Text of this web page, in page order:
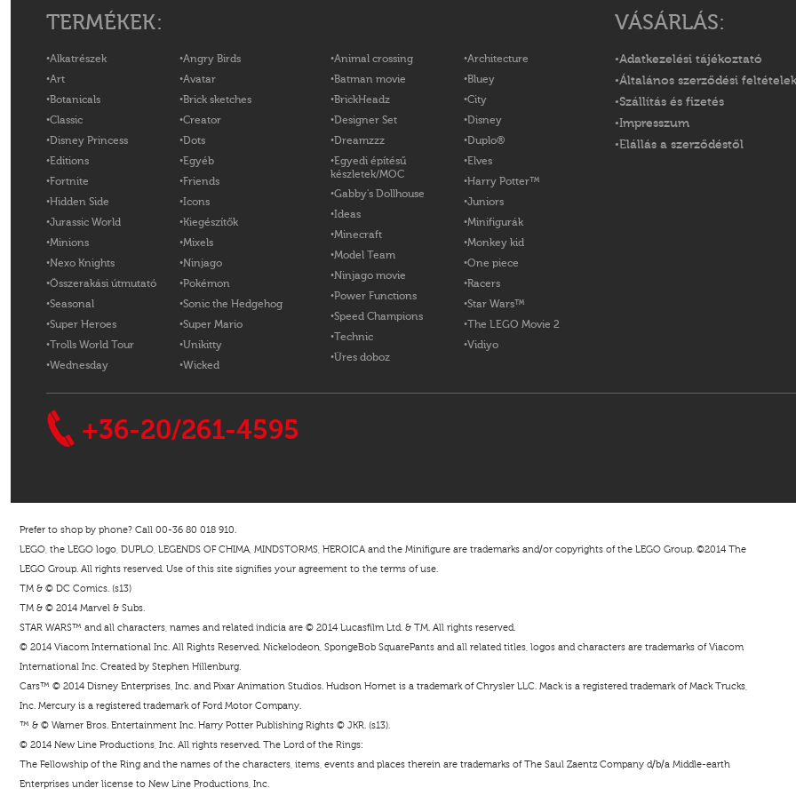
TERMÉKEK:
Alkatrészek
Art
Botanicals
Classic
Disney Princess
Editions
Fortnite
Hidden Side
Jurassic World
Minions
Nexo Knights
Összerakási útmutató
Seasonal
Super Heroes
Trolls World Tour
Wednesday
Angry Birds
Avatar
Brick sketches
Creator
Dots
Egyéb
Friends
Icons
Kiegészítők
Mixels
Ninjago
Pokémon
Sonic the Hedgehog
Super Mario
Unikitty
Wicked
Animal crossing
Batman movie
BrickHeadz
Designer Set
Dreamzzz
Egyedi építésű
készletek/MOC
Gabby's Dollhouse
Ideas
Minecraft
Model Team
Ninjago movie
Power Functions
Speed Champions
Technic
Üres doboz
Architecture
Bluey
City
Disney
Duplo®
Elves
Harry Potter™
Juniors
Minifigurák
Monkey kid
One piece
Racers
Star Wars™
The LEGO Movie 2
Vidiyo
VÁSÁRLÁS:
Adatkezelési tájékoztató
Általános szerződési feltételek
Szállítás és fizetés
Impresszum
Elállás a szerződéstől
+36-20/261-4595
Prefer to shop by phone? Call 00-36 80 018 910.
LEGO, the LEGO logo, DUPLO, LEGENDS OF CHIMA, MINDSTORMS, HEROICA and the Minifigure are trademarks and/or copyrights of the LEGO Group. ©2014 The
LEGO Group. All rights reserved. Use of this site signifies your agreement to the terms of use.
TM & © DC Comics. (s13)
TM & © 2014 Marvel & Subs.
STAR WARS™ and all characters, names and related indicia are © 2014 Lucasfilm Ltd. & TM. All rights reserved.
© 2014 Viacom International Inc. All Rights Reserved. Nickelodeon, SpongeBob SquarePants and all related titles, logos and characters are trademarks of Viacom
International Inc. Created by Stephen Hillenburg.
Cars™ © 2014 Disney Enterprises, Inc. and Pixar Animation Studios. Hudson Hornet is a trademark of Chrysler LLC. Mack is a registered trademark of Mack Trucks,
Inc. Mercury is a registered trademark of Ford Motor Company.
™ & © Warner Bros. Entertainment Inc. Harry Potter Publishing Rights © JKR. (s13).
© 2014 New Line Productions, Inc. All rights reserved. The Lord of the Rings:
The Fellowship of the Ring and the names of the characters, items, events and places therein are trademarks of The Saul Zaentz Company d/b/a Middle-earth
Enterprises under license to New Line Productions, Inc.